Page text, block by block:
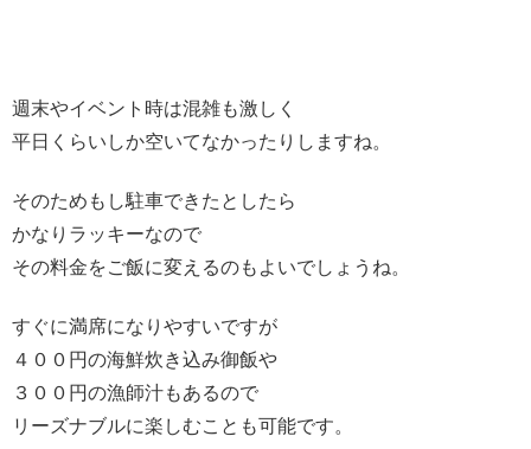
週末やイベント時は混雑も激しく
平日くらいしか空いてなかったりしますね。
そのためもし駐車できたとしたら
かなりラッキーなので
その料金をご飯に変えるのもよいでしょうね。
すぐに満席になりやすいですが
４００円の海鮮炊き込み御飯や
３００円の漁師汁もあるので
リーズナブルに楽しむことも可能です。